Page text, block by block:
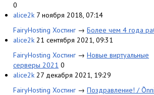
0
alice2k 7 ноября 2018, 07:14
FairyHosting Хостинг → Более чем 4 года
alice2k 21 сентября 2021, 09:31
FairyHosting Хостинг → Новые виртуальные
серверы 2021 0
alice2k 27 декабря 2021, 19:29
FairyHosting Хостинг → Поздравление! /